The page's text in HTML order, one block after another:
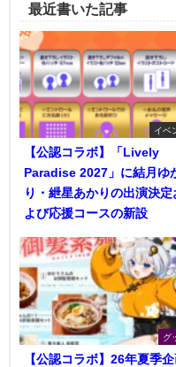
最近書いた記事
イベ
【公認コラボ】「Lively
Paradise 2027」に結月ゆ
り・紲星あかりの出演決定
よび応援コースの新設
グ
【公認コラボ】26年夏季